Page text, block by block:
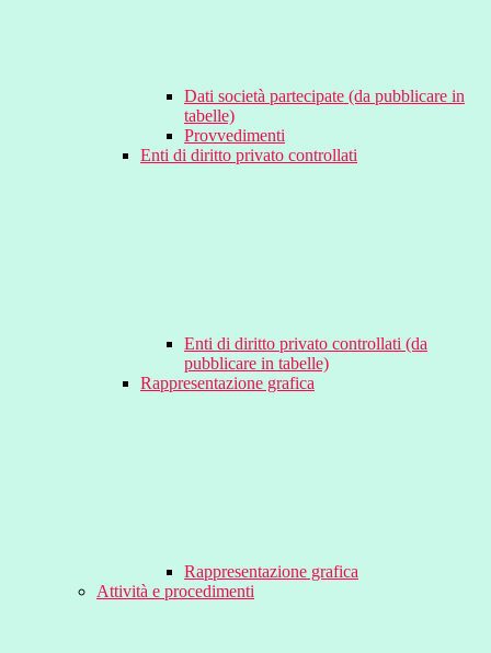
Dati società partecipate (da pubblicare in
tabelle)
Provvedimenti
Enti di diritto privato controllati
Enti di diritto privato controllati (da
pubblicare in tabelle)
Rappresentazione grafica
Rappresentazione grafica
Attività e procedimenti